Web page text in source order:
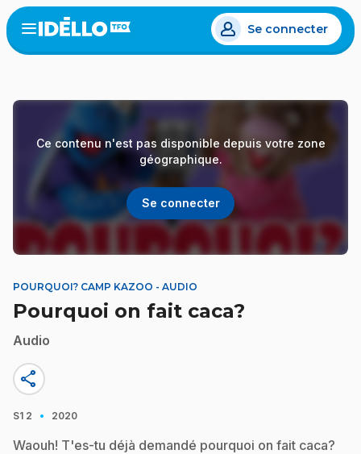
Aller
au
contenu
Open
menu
Se connecter
Ce contenu n'est pas disponible depuis votre zone
géographique.
Se connecter
POURQUOI? CAMP KAZOO - AUDIO
Pourquoi on fait caca?
Audio
share
S1 2 · 2020
Waouh! T'es-tu déjà demandé pourquoi on fait caca?